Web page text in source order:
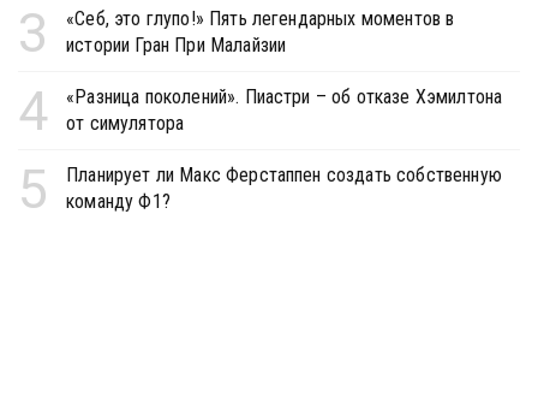
3
«Себ, это глупо!» Пять легендарных моментов в
истории Гран При Малайзии
4
«Разница поколений». Пиастри – об отказе Хэмилтона
от симулятора
5
Планирует ли Макс Ферстаппен создать собственную
команду Ф1?